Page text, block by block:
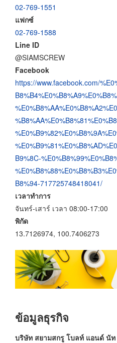
02-769-1551
แฟกซ์
02-769-1588
Line ID
@SIAMSCREW
Facebook
https://www.facebook.com/
B9%8C-
B8%94-717725748418041/
เวลาทำการ
จันทร์-เสาร์ เวลา 08:00-17:00
พิกัด
13.7126974, 100.7406273
ข้อมูลธุรกิจ
บริษัท สยามสกรู โบลท์ แอนด์ นัท